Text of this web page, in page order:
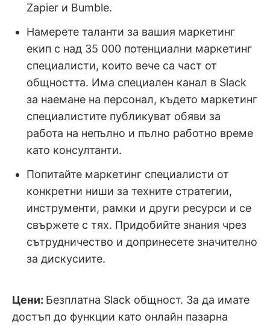
Zapier и Bumble.
Намерете таланти за вашия маркетинг
екип с над 35 000 потенциални маркетинг
специалисти, които вече са част от
общността. Има специален канал в Slack
за наемане на персонал, където маркетинг
специалистите публикуват обяви за
работа на непълно и пълно работно време
като консултанти.
Попитайте маркетинг специалисти от
конкретни ниши за техните стратегии,
инструменти, рамки и други ресурси и се
свържете с тях. Придобийте знания чрез
сътрудничество и допринесете значително
за дискусиите.
Цени: Безплатна Slack общност. За да имате
достъп до функции като онлайн пазарна